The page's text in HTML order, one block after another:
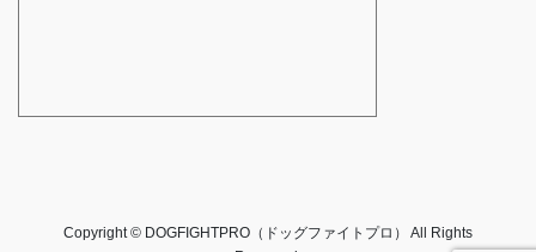
Copyright © DOGFIGHTPRO（ドッグファイトプロ） All Rights